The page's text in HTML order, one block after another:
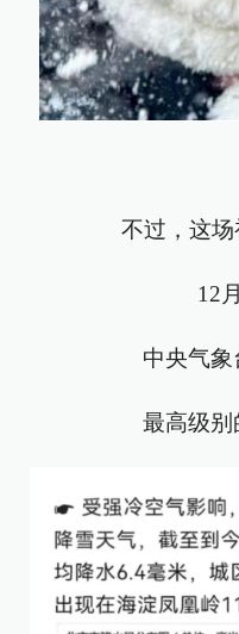
不过，这场
12
中央气
最高级别